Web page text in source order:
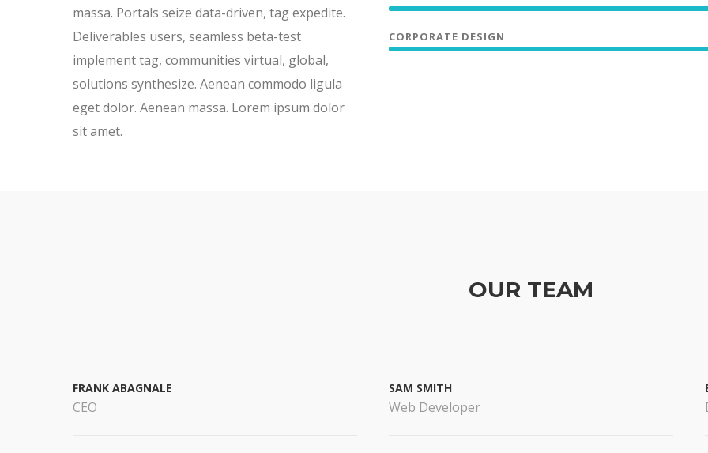
massa. Portals seize data-driven, tag expedite.
Deliverables users, seamless beta-test
implement tag, communities virtual, global,
solutions synthesize. Aenean commodo ligula
eget dolor. Aenean massa. Lorem ipsum dolor
sit amet.
CORPORATE DESIGN
OUR TEAM
FRANK ABAGNALE
CEO
SAM SMITH
Web Developer